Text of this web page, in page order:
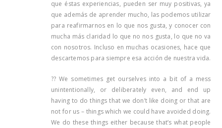
que éstas experiencias, pueden ser muy positivas, ya
que además de aprender mucho, las podemos utilizar
para reafirmarnos en lo que nos gusta, y conocer con
mucha más claridad lo que no nos gusta, lo que no va
con nosotros. Incluso en muchas ocasiones, hace que
descartemos para siempre esa acción de nuestra vida.
?? We sometimes get ourselves into a bit of a mess
unintentionally, or deliberately even, and end up
having to do things that we don’t like doing or that are
not for us – things which we could have avoided doing.
We do these things either because that’s what people